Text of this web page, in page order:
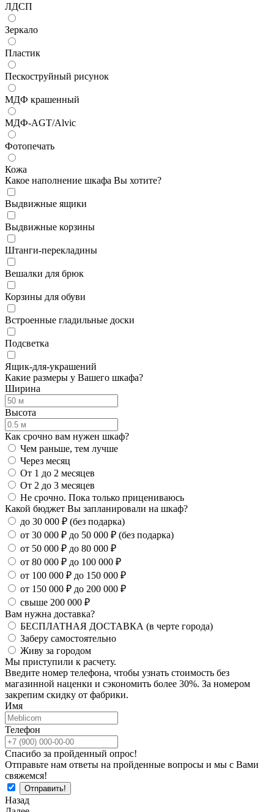
ЛДСП
Зеркало
Пластик
Пескоструйный рисунок
МДФ крашенный
МДФ-AGT/Alvic
Фотопечать
Кожа
Какое наполнение шкафа Вы хотите?
Выдвижные ящики
Выдвижные корзины
Штанги-перекладины
Вешалки для брюк
Корзины для обуви
Встроенные гладильные доски
Подсветка
Ящик-для-украшений
Какие размеры у Вашего шкафа?
Ширина
Высота
Как срочно вам нужен шкаф?
Чем раньше, тем лучше
Через месяц
От 1 до 2 месяцев
От 2 до 3 месяцев
Не срочно. Пока только прицениваюсь
Какой бюджет Вы запланировали на шкаф?
до 30 000 ₽ (без подарка)
от 30 000 ₽ до 50 000 ₽ (без подарка)
от 50 000 ₽ до 80 000 ₽
от 80 000 ₽ до 100 000 ₽
от 100 000 ₽ до 150 000 ₽
от 150 000 ₽ до 200 000 ₽
свыше 200 000 ₽
Вам нужна доставка?
БЕСПЛАТНАЯ ДОСТАВКА (в черте города)
Заберу самостоятельно
Живу за городом
Мы приступили к расчету.
Введите номер телефона, чтобы узнать стоимость без
магазинной наценки и сэкономить более 30%. За номером
закрепим скидку от фабрики.
Имя
Телефон
Спасибо за пройденный опрос!
Отправьте нам ответы на пройденные вопросы и мы с Вами
свяжемся!
Назад